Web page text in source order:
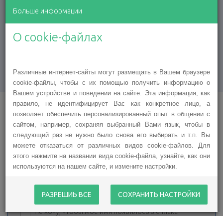
Спасибо за Вашу чуткость!
Имя, фамилия:
Не хочу, чтобы мое имя появилось в списке
Больше информации
О cookie-файлах
Различные интернет-сайты могут размещать в Вашем браузере
cookie-файлы, чтобы с их помощью получить информацию о
Вашем устройстве и поведении на сайте. Эта информация, как
правило, не идентифицирует Вас как конкретное лицо, а
позволяет обеспечить персонализированный опыт в общении с
сайтом, например, сохраняя выбранный Вами язык, чтобы в
следующий раз не нужно было снова его выбирать и т.п. Вы
можете отказаться от различных видов cookie-файлов. Для
этого нажмите на названии вида cookie-файла, узнайте, как они
используются на нашем сайте, и измените настройки.
РАЗРЕШИЬ ВСЕ СОХРАНИТЬ НАСТРОЙКИ